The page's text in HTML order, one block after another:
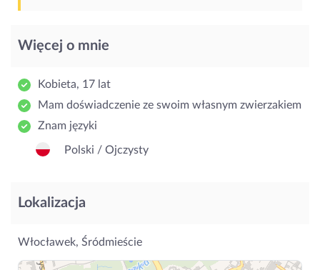
Więcej o mnie
Kobieta, 17 lat
Mam doświadczenie ze swoim własnym zwierzakiem
Znam języki
Polski / Ojczysty
Lokalizacja
Włocławek, Śródmieście